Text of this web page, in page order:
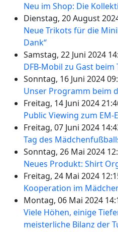
Neu im Shop: Die
Dienstag, 20 August
Neue Trikots für die
Dank“
Samstag, 22 Juni 2024
DFB-Mobil zu Gast
Sonntag, 16 Juni 2024
Unser Programm beim
Freitag, 14 Juni 2024
Public Viewing zum
Freitag, 07 Juni 2024
Tag des
Sonntag, 26 Mai 2024
Neues Produkt: Shirt
Freitag, 24 Mai 2024
Kooperation im
Montag, 06 Mai 2024
Viele Höhen, einige
meisterliche Bilanz der